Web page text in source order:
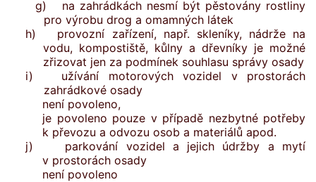
g)
na zahrádkách nesmí být pěstovány rostliny
pro výrobu drog a omamných látek
h) provozní zařízení, např. skleníky, nádrže na
vodu, kompostiště, kůlny a dřevníky je možné
zřizovat jen za podmínek souhlasu správy osady
i) užívání motorových vozidel v prostorách
zahrádkové osady
není povoleno,
je povoleno pouze v případě nezbytné potřeby
k převozu a odvozu osob a materiálů apod.
j) parkování vozidel a jejich údržby a mytí
v prostorách osady
není povoleno